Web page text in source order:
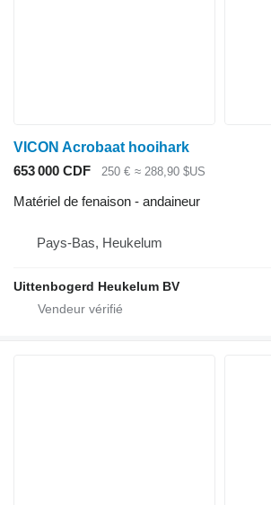
VICON Acrobaat hooihark
653 000 CDF
250 € ≈ 288,90 $US
Matériel de fenaison - andaineur
Pays-Bas, Heukelum
Uittenbogerd Heukelum BV